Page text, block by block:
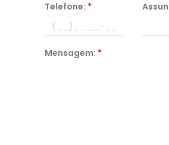
Telefone: *
Mensagem: *